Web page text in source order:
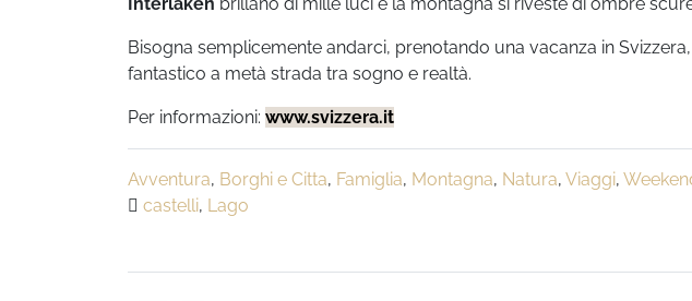
Bisogna semplicemente andarci, prenotando una vacanza in
fantastico a metà strada tra sogno e realtà.
Per informazioni: www.svizzera.it
Avventura, Borghi e Citta, Famiglia, Montagna, Natura, Viaggi,
castelli, Lago